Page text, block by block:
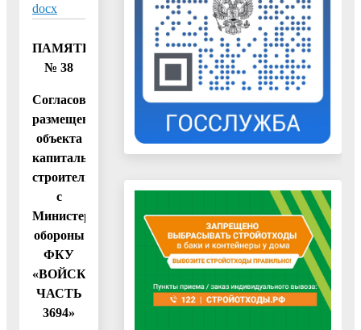
docx
ПАМЯТКА
№ 38
Согласование
размещения
объекта
капитального
строительства
с
Министерством
обороны
ФКУ
«ВОЙСКОВАЯ
ЧАСТЬ
3694»